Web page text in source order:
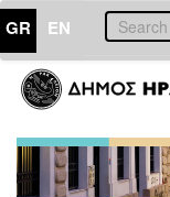
GR EN
ΔΗΜΟΣ
Δελτία
Τύπου